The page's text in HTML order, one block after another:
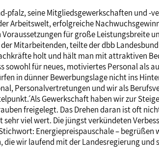
pfalz, seine Mitgliedsgewerkschaften und -
Arbeitswelt, erfolgreiche
Voraussetzungen für große Leistungsbreite
Mitarbeitenden, teilte der dbb
holt und hält man mit attraktiven
sowohl für neues, motiviertes Personal als
in dünner Bewerbungslage nicht ins
Personalvertretungen und wir als
Als Gewerkschaft haben wir zur
freigelegt. Das Drehen daran ist oft
viel wert. Die jüngst verkündeten
Energiepreispauschale –
die wir laufend mit der Landesregierung